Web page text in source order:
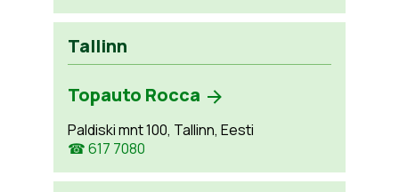
Tallinn
Topauto Rocca
Paldiski mnt 100, Tallinn, Eesti
☎ 617 7080